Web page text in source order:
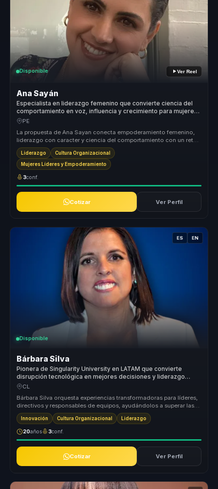
Disponible Ver Reel
Ana Sayán
Especialista en liderazgo femenino que convierte ciencia del
comportamiento en voz, influencia y crecimiento para mujeres
líderes y equipos.
PE
La propuesta de Ana Sayan conecta empoderamiento femenino,
liderazgo con caracter y ciencia del comportamiento con un reto
concreto para ...
Liderazgo Cultura Organizacional
Mujeres Líderes y Empoderamiento
3conf.
Cotizar Ver Perfil
ES EN
Disponible
Bárbara Silva
Pionera de Singularity University en LATAM que convierte
disrupción tecnológica en mejores decisiones y liderazgo
digital para empresas.
CL
Bárbara Silva orquesta experiencias transformadoras para líderes,
directivos y responsables de equipos, ayudándolos a superar las
barrera...
Innovación Cultura Organizacional Liderazgo
20años 3conf.
Cotizar Ver Perfil